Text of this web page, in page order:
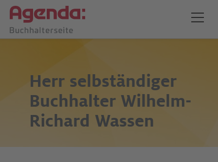
Herr selbständiger
Buchhalter Wilhelm-
Richard Wassen